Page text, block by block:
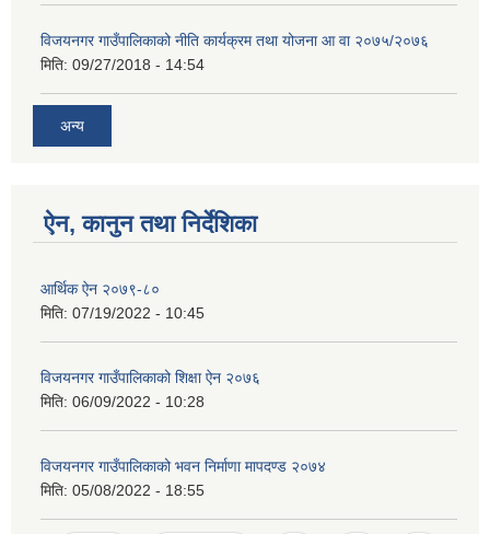
विजयनगर गाउँपालिकाको नीति कार्यक्रम तथा योजना आ वा २०७५/२०७६
मिति: 09/27/2018 - 14:54
अन्य
ऐन, कानुन तथा निर्देशिका
आर्थिक ऐन २०७९-८०
मिति: 07/19/2022 - 10:45
विजयनगर गाउँपालिकाको शिक्षा ऐन २०७६
मिति: 06/09/2022 - 10:28
विजयनगर गाउँपालिकाको भवन निर्माणा मापदण्ड २०७४
मिति: 05/08/2022 - 18:55